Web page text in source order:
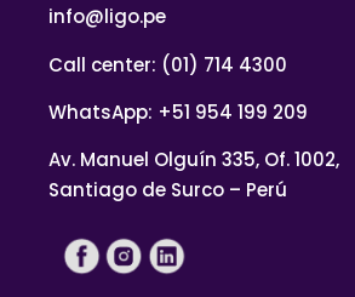
info@ligo.pe
Call center: (01) 714 4300
WhatsApp: +51 954 199 209
Av. Manuel Olguín 335, Of. 1002,
Santiago de Surco – Perú